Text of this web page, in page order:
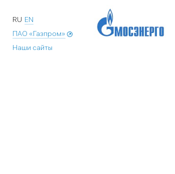
RU EN
ПАО «Газпром»
Наши сайты